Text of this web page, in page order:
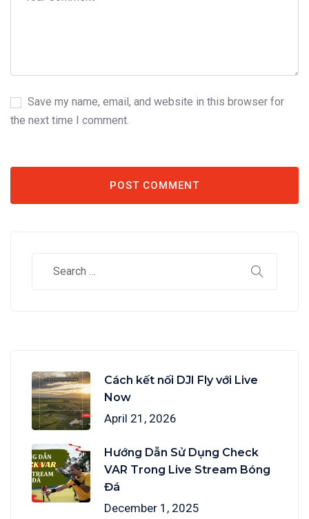
Save my name, email, and website in this browser for
the next time I comment.
Cách kết nối DJI Fly với Live
Now
April 21, 2026
Hướng Dẫn Sử Dụng Check
VAR Trong Live Stream Bóng
Đá
December 1, 2025